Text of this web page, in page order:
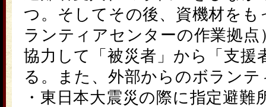
つ。そしてその後、資機材を
ランティアセンターの作業拠
協力して「被災者」から「支援
る。また、外部からのボラン
・ 東日本大震災の際に指定避難